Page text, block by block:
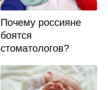
Почему россияне
боятся
стоматологов?